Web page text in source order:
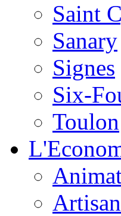
Saint
Sanary
Signes
Six-
Toulon